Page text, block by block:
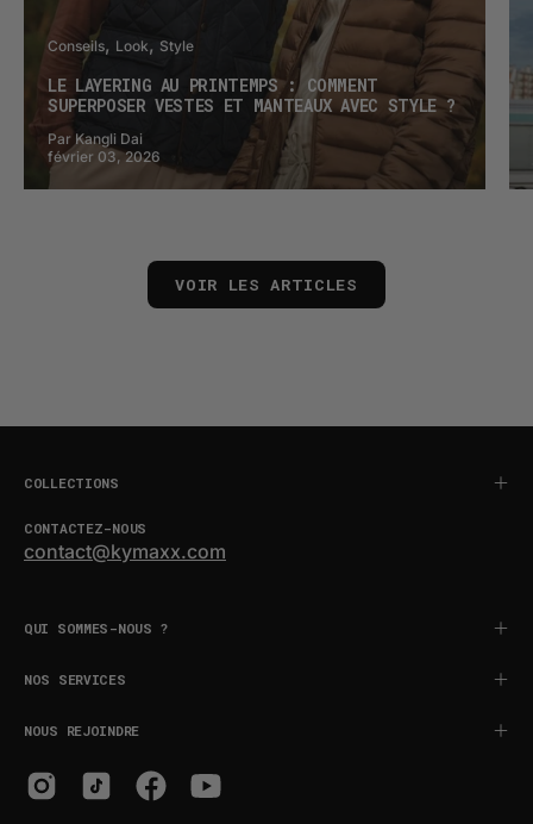
Conseils Look Style
LE LAYERING AU PRINTEMPS : COMMENT
SUPERPOSER VESTES ET MANTEAUX AVEC STYLE ?
Par Kangli Dai
février 03, 2026
VOIR LES ARTICLES
COLLECTIONS
CONTACTEZ-NOUS
contact@kymaxx.com
QUI SOMMES-NOUS ?
NOS SERVICES
NOUS REJOINDRE